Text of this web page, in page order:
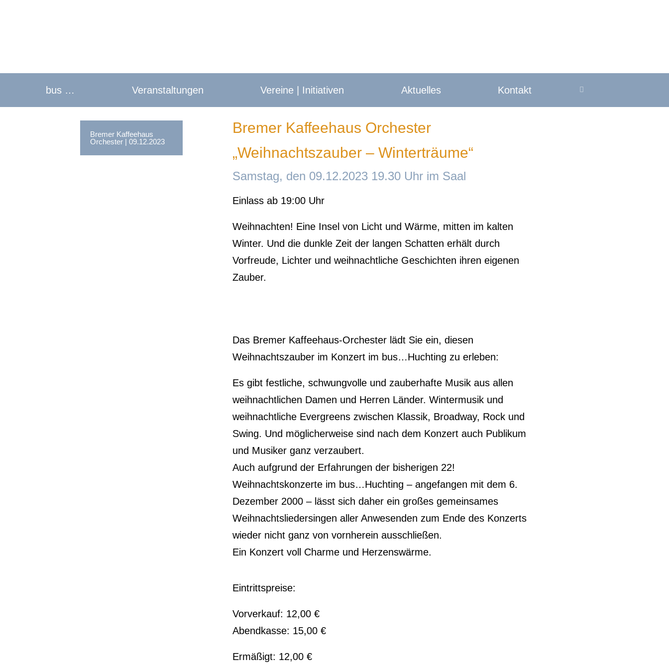
bus … Veranstaltungen Vereine | Initiativen Aktuelles Kontakt
Bremer Kaffeehaus
Orchester | 09.12.2023
Bremer Kaffeehaus Orchester
„Weihnachtszauber – Winterträume“
Samstag, den 09.12.2023 19.30 Uhr im Saal
Einlass ab 19:00 Uhr
Weihnachten! Eine Insel von Licht und Wärme, mitten im kalten
Winter. Und die dunkle Zeit der langen Schatten erhält durch
Vorfreude, Lichter und weihnachtliche Geschichten ihren eigenen
Zauber.
Das Bremer Kaffeehaus-Orchester lädt Sie ein, diesen
Weihnachtszauber im Konzert im bus…Huchting zu erleben:
Es gibt festliche, schwungvolle und zauberhafte Musik aus allen
weihnachtlichen Damen und Herren Länder. Wintermusik und
weihnachtliche Evergreens zwischen Klassik, Broadway, Rock und
Swing. Und möglicherweise sind nach dem Konzert auch Publikum
und Musiker ganz verzaubert.
Auch aufgrund der Erfahrungen der bisherigen 22!
Weihnachtskonzerte im bus…Huchting – angefangen mit dem 6.
Dezember 2000 – lässt sich daher ein großes gemeinsames
Weihnachtsliedersingen aller Anwesenden zum Ende des Konzerts
wieder nicht ganz von vornherein ausschließen.
Ein Konzert voll Charme und Herzenswärme.
Eintrittspreise:
Vorverkauf: 12,00 €
Abendkasse: 15,00 €
Ermäßigt: 12,00 €